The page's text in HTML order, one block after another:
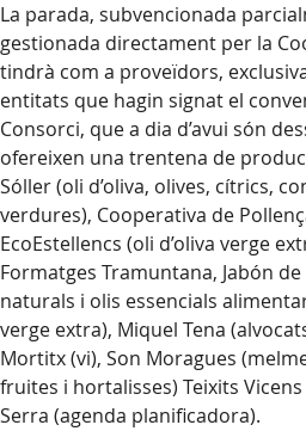
La parada, subvencionada
gestionada directament per la
tindrà com a proveïdors,
entitats que hagin signat el
Consorci, que a dia d’avui són
ofereixen una trentena de
Sóller (oli d’oliva, olives, cítrics,
verdures), Cooperativa de
EcoEstellencs (oli d’oliva verge
Formatges Tramuntana, Jabón
naturals i olis essencials
verge extra), Miquel Tena
Mortitx (vi), Son Moragues
fruites i hortalisses) Teixits
Serra (agenda planificadora).